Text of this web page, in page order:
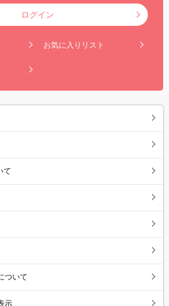
ログイン
お気に入りリスト
て
ついて
示